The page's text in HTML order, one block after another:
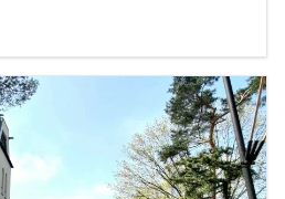
Перемишльсько-
Василіянського Чину в
[…]